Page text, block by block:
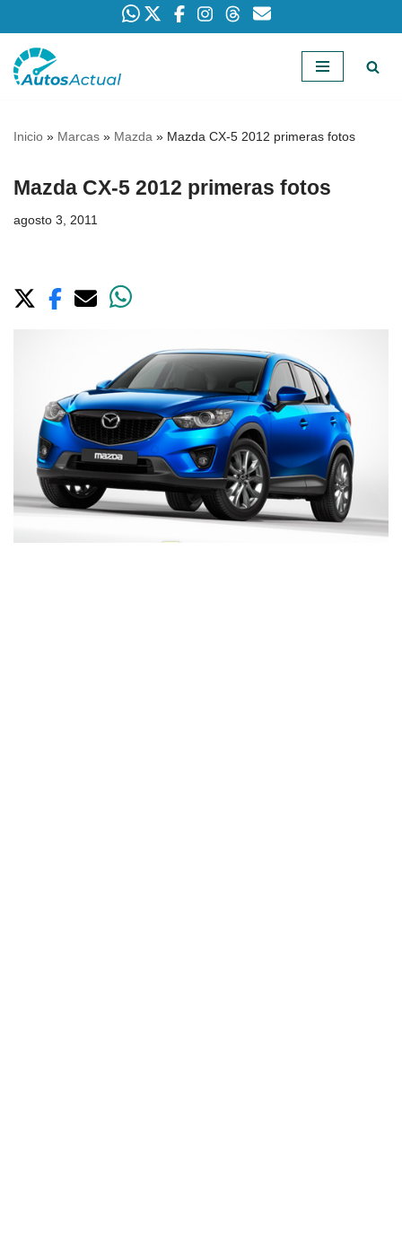
Saltar
Inicio » Marcas » Mazda » Mazda CX-5 2012 primeras fotos
Mazda CX-5 2012 primeras fotos
agosto 3, 2011